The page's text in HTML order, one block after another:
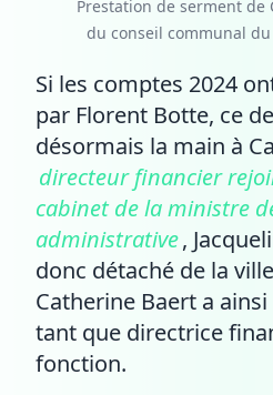
Prestation de serment de
du conseil communal
Si les comptes 2024
par Florent Botte, ce
désormais la main à
directeur financier
cabinet de la ministre
administrative,
donc détaché de la
Catherine Baert a
tant que directrice
fonction.